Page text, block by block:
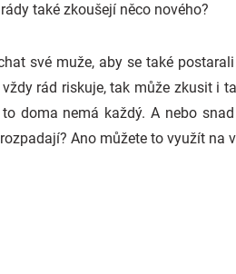
také zkoušejí něco nového?
své muže, aby se také
rád riskuje, tak může zkusit i
doma nemá každý. A nebo
Ano můžete to využít na